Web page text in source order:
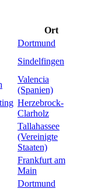
Ort
Dortmund
Sindelfingen
Valencia
(Spanien)
Herzebrock-
Clarholz
Tallahassee
(Vereinigte
Staaten)
Frankfurt am
Main
Dortmund